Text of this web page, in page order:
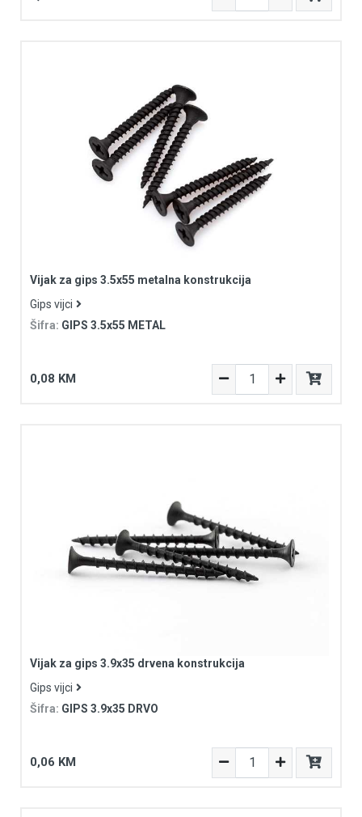
Vijak za gips 3.5x55 metalna konstrukcija
Gips vijci
Šifra: GIPS 3.5x55 METAL
0,08 KM
Vijak za gips 3.9x35 drvena konstrukcija
Gips vijci
Šifra: GIPS 3.9x35 DRVO
0,06 KM